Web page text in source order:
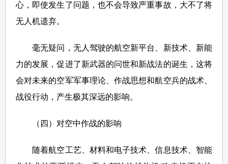
心，即使发生了问题，也不会导致严重事故，大不了将
无人机遗弃。
毫无疑问，无人驾驶的航空新平台、新技术、新能
力的发展，促进了新武器的问世和新战法的诞生，这将
会对未来的空军军事理论、作战思想和航空兵的战术、
战役行动，产生极其深远的影响。
（四）对空中作战的影响
随着航空工艺、材料和电子技术、信息技术、智能